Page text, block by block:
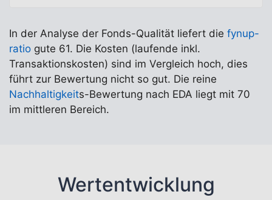
In der Analyse der Fonds-Qualität liefert die fynup-
ratio gute 61. Die Kosten (laufende inkl.
Transaktionskosten) sind im Vergleich hoch, dies
führt zur Bewertung nicht so gut. Die reine
Nachhaltigkeits-Bewertung nach EDA liegt mit 70
im mittleren Bereich.
Wertentwicklung